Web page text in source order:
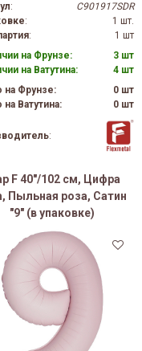
:
C901917SDR
:
1 шт.
:
1 шт
на Фрунзе:
3 шт
на Ватутина:
4 шт
на Фрунзе:
0 шт
Ватутина:
0 шт
:
F 40"/102 см, Цифра
Пыльная роза, Сатин
"9" (в упаковке)